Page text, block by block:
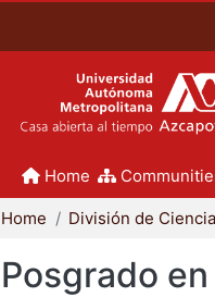
Home
Home
Posgrado